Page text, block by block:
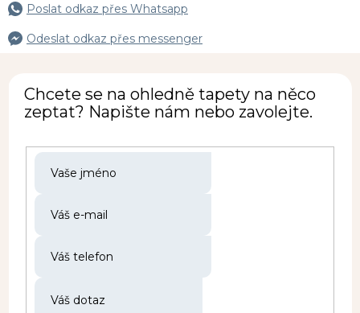
Poslat odkaz přes Whatsapp
Odeslat odkaz přes messenger
Chcete se na ohledně tapety na něco
zeptat? Napište nám nebo zavolejte.